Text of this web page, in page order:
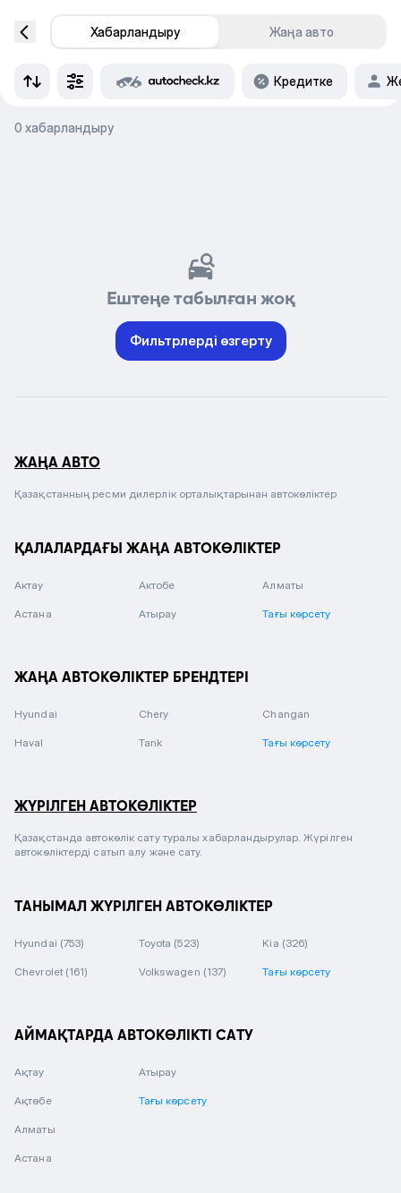
Хабарландыру Жаңа авто
Кредитке
0 хабарландыру
Ештеңе табылған жоқ
Фильтрлерді өзгерту
ЖАҢА АВТО
Қазақстанның ресми дилерлік орталықтарынан автокөліктер
ҚАЛАЛАРДАҒЫ ЖАҢА АВТОКӨЛІКТЕР
Актау Актобе Алматы
Астана Атырау Тағы көрсету
ЖАҢА АВТОКӨЛІКТЕР БРЕНДТЕРІ
Hyundai Chery Changan
Haval Tank Тағы көрсету
ЖҮРІЛГЕН АВТОКӨЛІКТЕР
Қазақстанда автокөлік сату туралы хабарландырулар. Жүрілген
автокөліктерді сатып алу және сату.
ТАНЫМАЛ ЖҮРІЛГЕН АВТОКӨЛІКТЕР
Hyundai (753) Toyota (523) Kia (326)
Chevrolet (161) Volkswagen (137) Тағы көрсету
АЙМАҚТАРДА АВТОКӨЛІКТІ САТУ
Ақтау
Ақтөбе
Алматы
Астана
Атырау
Тағы көрсету